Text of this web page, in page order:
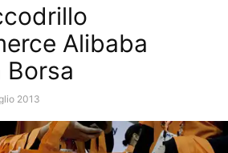
Alibaba
Borsa
2013